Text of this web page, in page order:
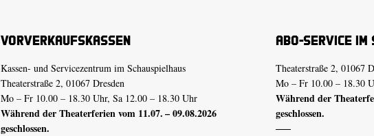
Vorverkaufskassen
Kassen- und Servicezentrum im Schauspielhaus
Theaterstraße 2, 01067 Dresden
Mo – Fr 10.00 – 18.30 Uhr, Sa 12.00 – 18.30 Uhr
Während der Theaterferien vom 11.07. – 09.08.2026
geschlossen.
Abo-Service
Theaterstraße 2, 01067
Mo – Fr 10.00 – 18.30
Während der
geschlossen.